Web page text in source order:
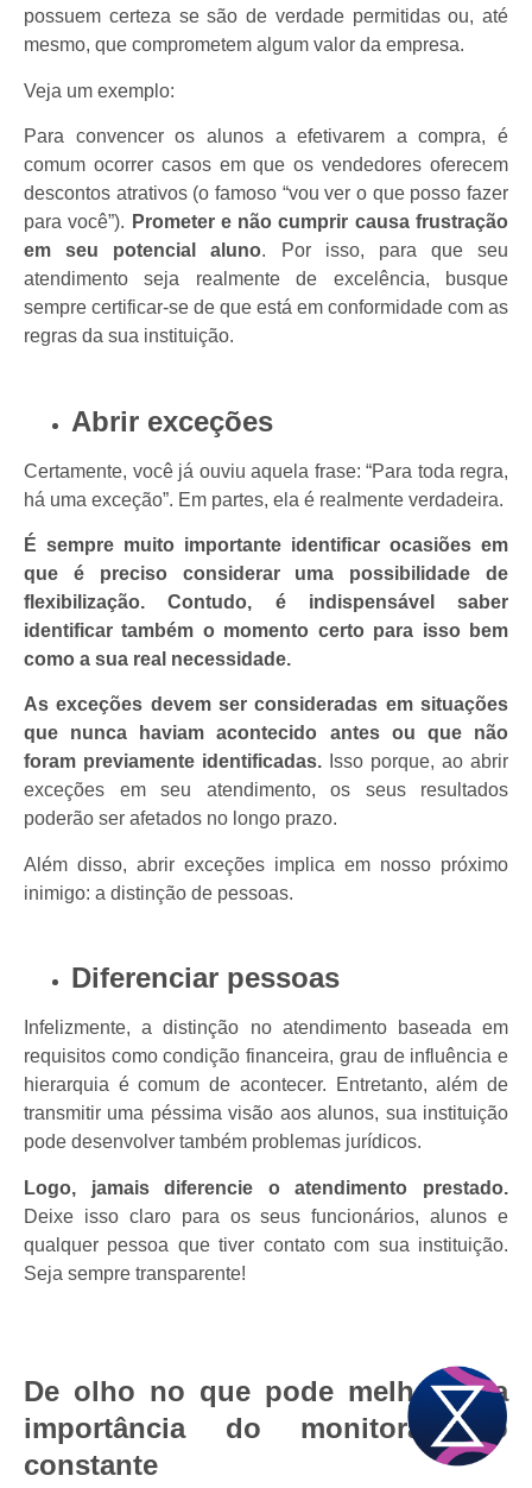
possuem certeza se são de verdade permitidas ou, até
mesmo, que comprometem algum valor da empresa.
Veja um exemplo:
Para convencer os alunos a efetivarem a compra, é
comum ocorrer casos em que os vendedores oferecem
descontos atrativos (o famoso “vou ver o que posso fazer
para você”). Prometer e não cumprir causa frustração
em seu potencial aluno. Por isso, para que seu
atendimento seja realmente de excelência, busque
sempre certificar-se de que está em conformidade com as
regras da sua instituição.
Abrir exceções
Certamente, você já ouviu aquela frase: “Para toda regra,
há uma exceção”. Em partes, ela é realmente verdadeira.
É sempre muito importante identificar ocasiões em
que é preciso considerar uma possibilidade de
flexibilização. Contudo, é indispensável saber
identificar também o momento certo para isso bem
como a sua real necessidade.
As exceções devem ser consideradas em situações
que nunca haviam acontecido antes ou que não
foram previamente identificadas. Isso porque, ao abrir
exceções em seu atendimento, os seus resultados
poderão ser afetados no longo prazo.
Além disso, abrir exceções implica em nosso próximo
inimigo: a distinção de pessoas.
Diferenciar pessoas
Infelizmente, a distinção no atendimento baseada em
requisitos como condição financeira, grau de influência e
hierarquia é comum de acontecer. Entretanto, além de
transmitir uma péssima visão aos alunos, sua instituição
pode desenvolver também problemas jurídicos.
Logo, jamais diferencie o atendimento prestado.
Deixe isso claro para os seus funcionários, alunos e
qualquer pessoa que tiver contato com sua instituição.
Seja sempre transparente!
De olho no que pode melhorar: a
importância do monitoramento
constante